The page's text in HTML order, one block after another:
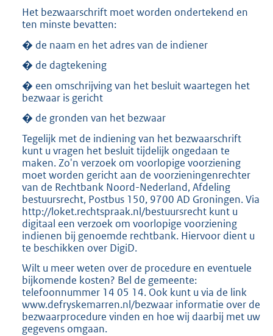
Het bezwaarschrift moet worden ondertekend en
ten minste bevatten:
� de naam en het adres van de indiener
� de dagtekening
� een omschrijving van het besluit waartegen het
bezwaar is gericht
� de gronden van het bezwaar
Tegelijk met de indiening van het bezwaarschrift
kunt u vragen het besluit tijdelijk ongedaan te
maken. Zo'n verzoek om voorlopige voorziening
moet worden gericht aan de voorzieningenrechter
van de Rechtbank Noord-Nederland, Afdeling
bestuursrecht, Postbus 150, 9700 AD Groningen. Via
http://loket.rechtspraak.nl/bestuursrecht kunt u
digitaal een verzoek om voorlopige voorziening
indienen bij genoemde rechtbank. Hiervoor dient u
te beschikken over DigiD.
Wilt u meer weten over de procedure en eventuele
bijkomende kosten? Bel de gemeente:
telefoonnummer 14 05 14. Ook kunt u via de link
www.defryskemarren.nl/bezwaar informatie over de
bezwaarprocedure vinden en hoe wij daarbij met uw
gegevens omgaan.